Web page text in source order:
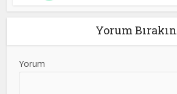
Yorum Bırakın
Yorum